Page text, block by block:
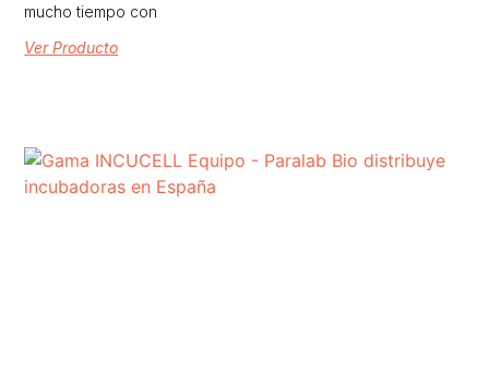
mucho tiempo con
Ver Producto